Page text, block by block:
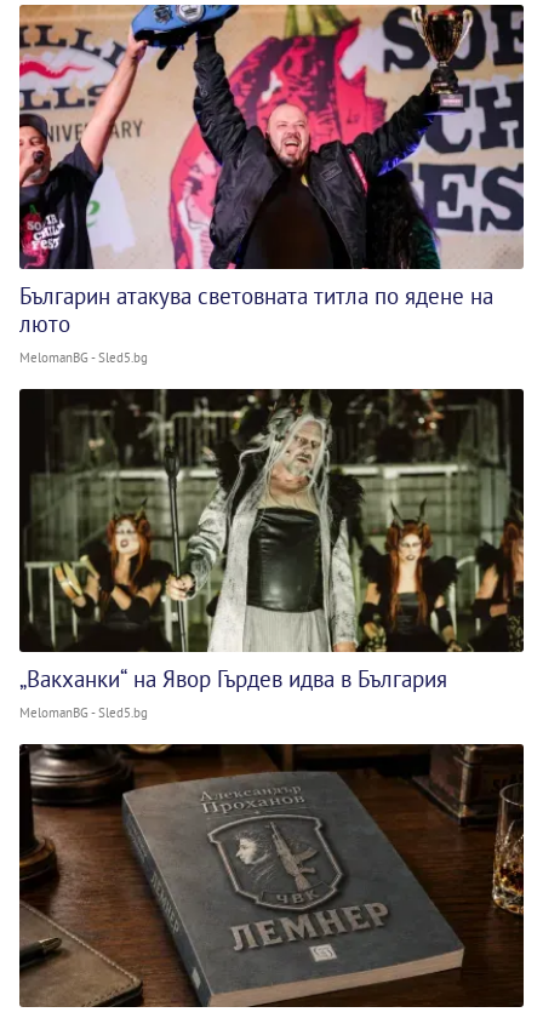
Българин атакува световната титла по ядене на
люто
MelomanBG - Sled5.bg
„Вакханки“ на Явор Гърдев идва в България
MelomanBG - Sled5.bg